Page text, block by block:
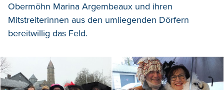
Obermöhn Marina Argembeaux und ihren
Mitstreiterinnen aus den umliegenden Dörfern
bereitwillig das Feld.